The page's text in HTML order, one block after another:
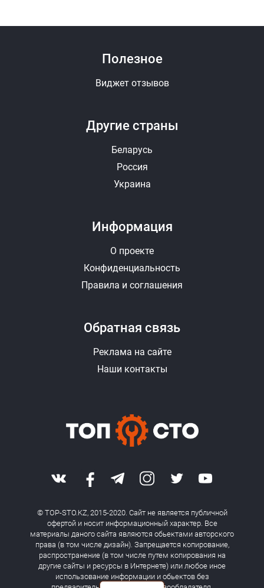
Другие страны
Беларусь
Россия
Украина
Полезное
Виджет отзывов
Информация
О проекте
Конфиденциальность
Правила и соглашения
Обратная связь
Реклама на сайте
Наши контакты
© TOP-STO.KZ, 2015-2020. Сайт не является публичной
офертой и носит информационный характер. Все
материалы даного сайта являются обьектами авторского
права (в том числе дизайн). Запрещается копирование,
распространение (в том числе путем копирования на
другие сайты и ресурсы в Интернете) или любое иное
использование информации и обьектов без